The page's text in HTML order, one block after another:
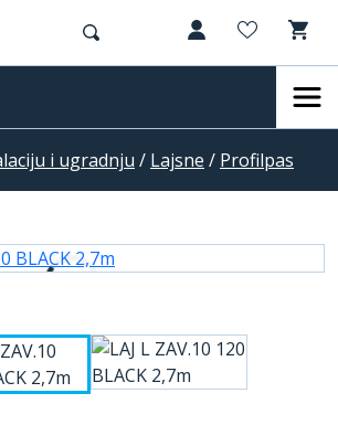
i ugradnju / Lajsne / Profilpas